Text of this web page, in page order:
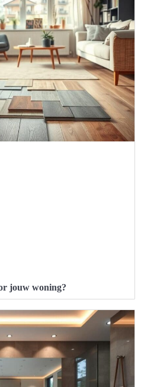
jouw woning?